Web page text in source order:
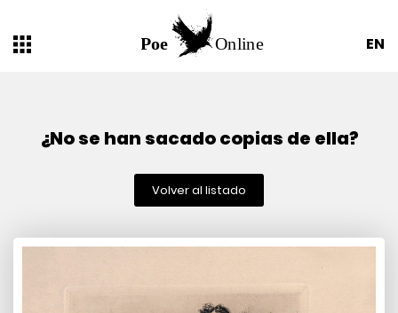
EN
¿No se han sacado copias de ella?
Volver al listado